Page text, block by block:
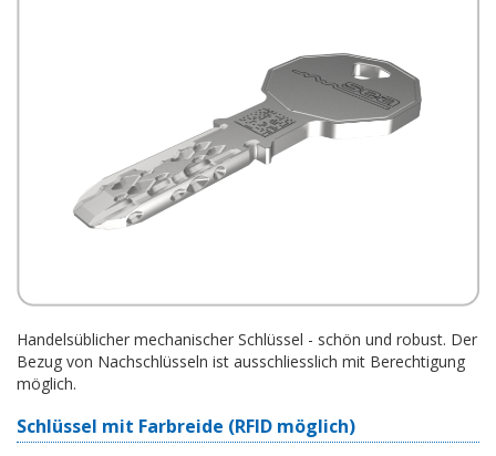
Handelsüblicher mechanischer Schlüssel - schön und robust. Der
Bezug von Nachschlüsseln ist ausschliesslich mit Berechtigung
möglich.
Schlüssel mit Farbreide (RFID möglich)